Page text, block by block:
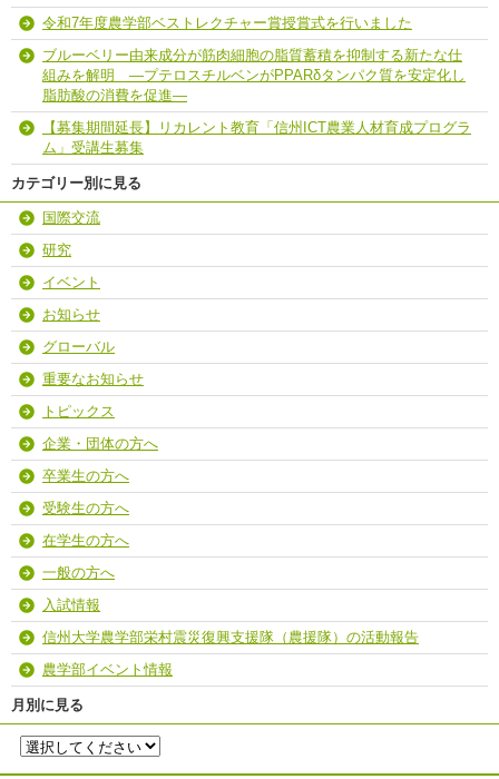
令和7年度農学部ベストレクチャー賞授賞式を行いました
ブルーベリー由来成分が筋肉細胞の脂質蓄積を抑制する新たな仕
組みを解明 ―プテロスチルベンがPPARδタンパク質を安定化し
脂肪酸の消費を促進―
【募集期間延長】リカレント教育「信州ICT農業人材育成プログラ
ム」受講生募集
カテゴリー別に見る
国際交流
研究
イベント
お知らせ
グローバル
重要なお知らせ
トピックス
企業・団体の方へ
卒業生の方へ
受験生の方へ
在学生の方へ
一般の方へ
入試情報
信州大学農学部栄村震災復興支援隊（農援隊）の活動報告
農学部イベント情報
月別に見る